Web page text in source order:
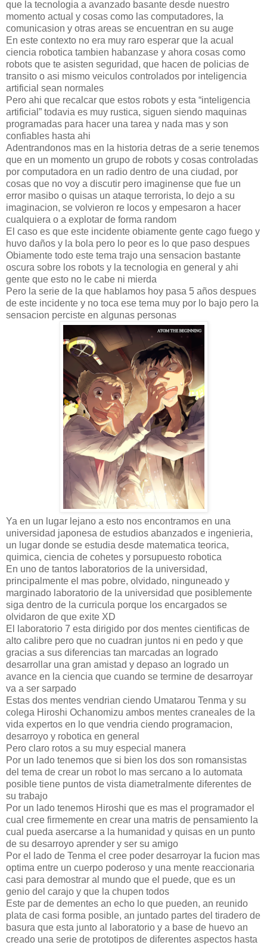
que la tecnologia a avanzado basante desde nuestro
momento actual y cosas como las computadores, la
comunicasion y otras areas se encuentran en su auge
En este contexto no era muy raro esperar que la acual
ciencia robotica tambien habanzase y ahora cosas como
robots que te asisten seguridad, que hacen de policias de
transito o asi mismo veiculos controlados por inteligencia
artificial sean normales
Pero ahi que recalcar que estos robots y esta “inteligencia
artificial” todavia es muy rustica, siguen siendo maquinas
programadas para hacer una tarea y nada mas y son
confiables hasta ahi
Adentrandonos mas en la historia detras de a serie tenemos
que en un momento un grupo de robots y cosas controladas
por computadora en un radio dentro de una ciudad, por
cosas que no voy a discutir pero imaginense que fue un
error masibo o quisas un ataque terrorista, lo dejo a su
imaginacion, se volvieron re locos y empesaron a hacer
cualquiera o a explotar de forma random
El caso es que este incidente obiamente gente cago fuego y
huvo daños y la bola pero lo peor es lo que paso despues
Obiamente todo este tema trajo una sensacion bastante
oscura sobre los robots y la tecnologia en general y ahi
gente que esto no le cabe ni mierda
Pero la serie de la que hablamos hoy pasa 5 años despues
de este incidente y no toca ese tema muy por lo bajo pero la
sensacion perciste en algunas personas
Ya en un lugar lejano a esto nos encontramos en una
universidad japonesa de estudios abanzados e ingenieria,
un lugar donde se estudia desde matematica teorica,
quimica, ciencia de cohetes y porsupuesto robotica
En uno de tantos laboratorios de la universidad,
principalmente el mas pobre, olvidado, ninguneado y
marginado laboratorio de la universidad que posiblemente
siga dentro de la curricula porque los encargados se
olvidaron de que exite XD
El laboratorio 7 esta dirigido por dos mentes cientificas de
alto calibre pero que no cuadran juntos ni en pedo y que
gracias a sus diferencias tan marcadas an logrado
desarrollar una gran amistad y depaso an logrado un
avance en la ciencia que cuando se termine de desarroyar
va a ser sarpado
Estas dos mentes vendrian ciendo Umatarou Tenma y su
colega Hiroshi Ochanomizu ambos mentes craneales de la
vida expertos en lo que vendria ciendo programacion,
desarroyo y robotica en general
Pero claro rotos a su muy especial manera
Por un lado tenemos que si bien los dos son romansistas
del tema de crear un robot lo mas sercano a lo automata
posible tiene puntos de vista diametralmente diferentes de
su trabajo
Por un lado tenemos Hiroshi que es mas el programador el
cual cree firmemente en crear una matris de pensamiento la
cual pueda asercarse a la humanidad y quisas en un punto
de su desarroyo aprender y ser su amigo
Por el lado de Tenma el cree poder desarroyar la fucion mas
optima entre un cuerpo poderoso y una mente reaccionaria
casi para demostrar al mundo que el puede, que es un
genio del carajo y que la chupen todos
Este par de dementes an echo lo que pueden, an reunido
plata de casi forma posible, an juntado partes del tiradero de
basura que esta junto al laboratorio y a base de huevo an
creado una serie de prototipos de diferentes aspectos hasta